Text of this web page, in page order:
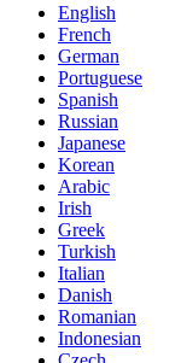
English
French
German
Portuguese
Spanish
Russian
Japanese
Korean
Arabic
Irish
Greek
Turkish
Italian
Danish
Romanian
Indonesian